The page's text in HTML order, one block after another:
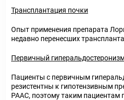
Трансплантация почки
Опыт применения препарата
недавно перенесших
Первичный
Пациенты с первичным
резистентны к гипотензивным
РААС, поэтому таким пациентам